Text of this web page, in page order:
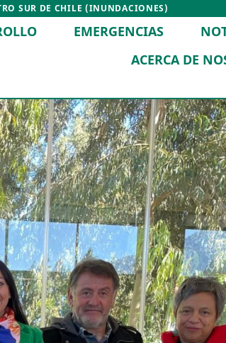
SUR DE CHILE (INUNDACIONES)
EMERGENCIAS
ACERCA DE